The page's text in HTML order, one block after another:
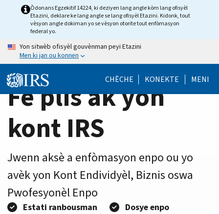
HomeÒdonans Egzekitif 14224, ki deziyen lang angle kòm lang ofisyèl
Etazini, deklare ke lang angle se lang ofisyèl Etazini. Kidonk, tout
vèsyon angle dokiman yo se vèsyon otorite tout enfòmasyon
federal yo.
Yon sitwèb ofisyèl gouvènman peyi Etazini
Men ki jan ou konnen
CHÈCHE KONEKTE MENI
Fè plis ak yon
kont IRS
Jwenn aksè a enfòmasyon enpo ou yo
avèk yon Kont Endividyèl, Biznis oswa
Pwofesyonèl Enpo
Estati ranbousman
Dosye enpo